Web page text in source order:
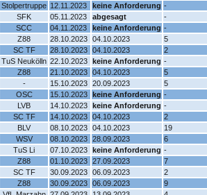
Stolpertruppe 12.11.2023 keine Anforderung -
SFK 05.11.2023 abgesagt
-
SCC 04.11.2023 keine Anforderung -
Z88 28.10.2023 04.10.2023
5
SC TF 28.10.2023 04.10.2023
2
TuS Neukölln 22.10.2023 keine Anforderung -
Z88 21.10.2023 04.10.2023
5
- 15.10.2023 20.09.2023
5
OSC 15.10.2023 keine Anforderung -
LVB 14.10.2023 keine Anforderung -
SC TF 14.10.2023 04.10.2023
2
BLV 08.10.2023 04.10.2023
19
WSV 08.10.2023 28.09.2023
6
TuS Li 07.10.2023 keine Anforderung -
Z88 01.10.2023 27.09.2023
7
SC TF 30.09.2023 06.09.2023
2
Z88 30.09.2023 06.09.2023
9